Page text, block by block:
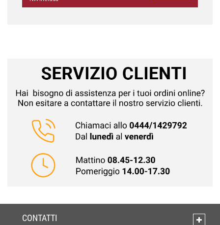
CONTATTI